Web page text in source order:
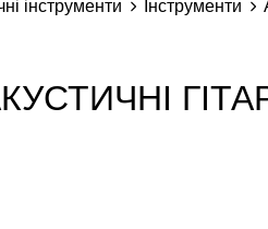
інструменти Інструменти